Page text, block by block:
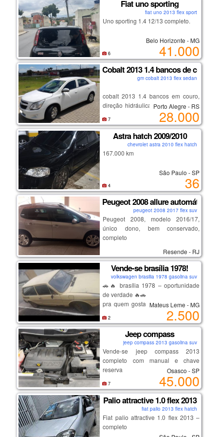
estaciona sozinho
sistema anti-fadiga
rebatimento dos retrovisores ao
controle de estabilidade e tração
bancos dianteiros elétricos com
vários ajustes (altura, inclinação,
largura das abas laterais, lombar…)
banco do motorista com memória
opções cores
geral excelente. veículo particular
de uso diário placa de sp final 4 já
documento ok pronto para
(11) 94000 - 5374 c/ roberto
e-mail: jr.solution@gmail.com
Fiat uno sporting
fiat uno 2013 flex sport
Uno sporting 1.4 12/13 completo.
Belo Horizonte - MG
41.000
6
Cobalt 2013 1.4 bancos de couro
gm cobalt 2013 flex sedan
cobalt 2013 1.4 bancos em couro,
direção hidráulica, ar condicionado,
central multimídia, descanso de
braço do motorista, ar quente,
desembaçador traseiro,câmera de
Porto Alegre - RS
28.000
7
Astra hatch 2009/2010
chevrolet astra 2010 flex hatch
167.000 km
São Paulo - SP
36
4
Peugeot 2008 allure automático
peugeot 2008 2017 flex suv
Peugeot 2008, modelo 2016/17,
único dono, bem conservado,
completo
Resende - RJ
Vende-se brasília 1978!
volkswagen brasilia 1978 gasolina suv
🚗🔥 brasília 1978 – oportunidade
de verdade 🔥🚗
pra quem gosta de carro antigo ou
quer pegar barato pra arrumar e
valorizar!
✅ platinado novo
✅ bomba de gasolina nova
✅ bobina nova
✅ tampa do distribuidor nova
✅ 4 pneus novos
⚠ precisa apenas: – carregar ou
trocar bateria
– revisar carburador
📄 documento 2025 em dia
✍ recibo preenchido
💰 *por r$ 2.500 pra vender rápido!*
Mateus Leme - MG
2.500
2
Jeep compass
jeep compass 2013 gasolina suv
Vende-se jeep compass 2013
completo com manual e chave
reserva
Osasco - SP
45.000
7
Palio attractive 1.0 flex 2013
fiat palio 2013 flex hatch
Fiat palio attractive 1.0 flex 2013 –
completo